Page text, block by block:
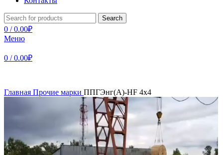
Search
0 / 0.00₽
Меню
0 / 0.00₽
Главная Прочие марки ППГЭнг(А)-HF 4х4